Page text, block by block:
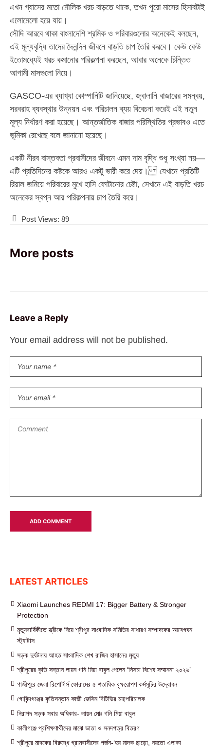
এখন গ্যাসের মতো মৌলিক খরচ বাড়তে থাকে, তখন পুরো মাসের হিসাবটাই
এলোমেলো হয়ে যায়।
সৌদি আরবে থাকা বাংলাদেশি শ্রমিক ও পরিবারগুলোর অনেকেই বলছেন,
এই মূল্যবৃদ্ধি তাদের দৈনন্দিন জীবনে বাড়তি চাপ তৈরি করবে। কেউ কেউ
ইতোমধ্যেই খরচ কমানোর পরিকল্পনা করছেন, আবার অনেকে চিন্তিত
আগামী মাসগুলো নিয়ে।
GASCO-এর ব্যাখ্যা কোম্পানিটি জানিয়েছে, জ্বালানি বাজারের সমন্বয়,
সরবরাহ ব্যবস্থার উন্নয়ন এবং পরিচালন ব্যয় বিবেচনা করেই এই নতুন
মূল্য নির্ধারণ করা হয়েছে। আন্তর্জাতিক বাজার পরিস্থিতির প্রভাবও এতে
ভূমিকা রেখেছে বলে জানানো হয়েছে।
একটি নীরব বাস্তবতা প্রবাসীদের জীবনে এমন দাম বৃদ্ধি শুধু সংখ্যা নয়—
এটি প্রতিদিনের কষ্টকে আরও একটু ভারী করে দেয়। যেখানে প্রতিটি
রিয়াল জমিয়ে পরিবারের মুখে হাসি ফোটানোর চেষ্টা, সেখানে এই বাড়তি খরচ
অনেকের স্বপ্ন আর পরিকল্পনায় চাপ তৈরি করে।
Post Views: 89
More posts
Leave a Reply
Your email address will not be published.
LATEST ARTICLES
Xiaomi Launches REDMI 17: Bigger Battery & Stronger
Protection
মৃত্যুবার্ষিকীতে স্ত্রীকে নিয়ে শ্রীপুর সাংবাদিক সমিতির সাধারণ সম্পাদকের আবেগঘন
স্ট্যাটাস
সড়ক দুর্ঘটনায় আহত সাংবাদিক শেখ রাজিব হাসানের মৃত্যু
শ্রীপুরের কৃতি সন্তান লায়ন গনি মিয়া বাবুল পেলেন ‘নিসচা বিশেষ সম্মাননা ২০২৬’
গাজীপুরে জেলা রিপোর্টার্স ফোরামের ৫ শতাধিক বৃক্ষরোপণ কর্মসূচির উদ্বোধন
গোবিন্দগঞ্জের কৃতিসন্তান কাজী জেসিন বিটিভির মহাপরিচালক
নিরাপদ সড়ক সবার অধিকার- লায়ন মোঃ গনি মিয়া বাবুল
কালীগঞ্জে প্রশিক্ষণার্থীদের মাঝে ভাতা ও সনদপত্র বিতরণ
শ্রীপুরে মাদকের বিরুদ্ধে গ্রামবাসীদের গর্জন-‘হয় মাদক ছাড়ো, নয়তো এলাকা